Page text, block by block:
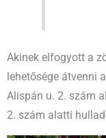
Akinek elfogyott a
lehetősége átvenni
Alispán u. 2. szám
2. szám alatti